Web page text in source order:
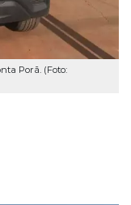
Porã. (Foto: